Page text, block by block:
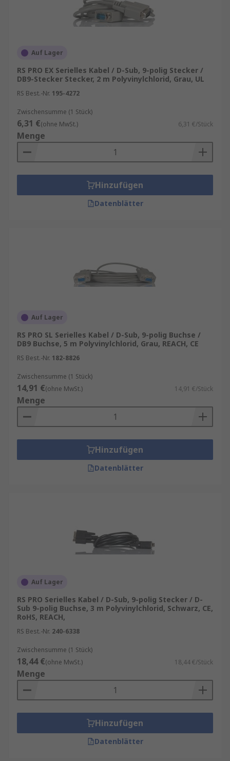
Auf Lager
RS PRO EX Serielles Kabel / D-Sub, 9-polig Stecker /
DB9-Stecker Stecker, 2 m Polyvinylchlorid, Grau, UL
RS Best.-Nr. 195-4272
Zwischensumme (1 Stück)
6,31 €(ohne MwSt.) 6,31 €/Stück
Menge
Hinzufügen
Datenblätter
Auf Lager
RS PRO SL Serielles Kabel / D-Sub, 9-polig Buchse /
DB9 Buchse, 5 m Polyvinylchlorid, Grau, REACH, CE
RS Best.-Nr. 182-8826
Zwischensumme (1 Stück)
14,91 €(ohne MwSt.) 14,91 €/Stück
Menge
Hinzufügen
Datenblätter
Auf Lager
RS PRO Serielles Kabel / D-Sub, 9-polig Stecker / D-
Sub 9-polig Buchse, 3 m Polyvinylchlorid, Schwarz, CE,
RoHS, REACH,
RS Best.-Nr. 240-6338
Zwischensumme (1 Stück)
18,44 €(ohne MwSt.) 18,44 €/Stück
Menge
Hinzufügen
Datenblätter